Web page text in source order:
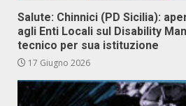
Salute: Chinnici (PD Sicilia):
agli Enti Locali sul Disability
tecnico per sua istituzione
17 Giugno 2026